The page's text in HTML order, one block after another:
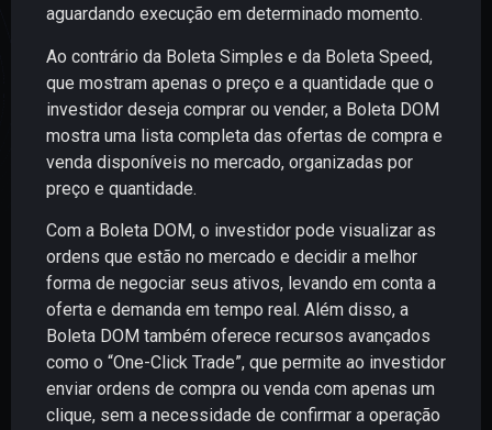
aguardando execução em determinado momento.
Ao contrário da Boleta Simples e da Boleta Speed,
que mostram apenas o preço e a quantidade que o
investidor deseja comprar ou vender, a Boleta DOM
mostra uma lista completa das ofertas de compra e
venda disponíveis no mercado, organizadas por
preço e quantidade.
Com a Boleta DOM, o investidor pode visualizar as
ordens que estão no mercado e decidir a melhor
forma de negociar seus ativos, levando em conta a
oferta e demanda em tempo real. Além disso, a
Boleta DOM também oferece recursos avançados
como o “One-Click Trade”, que permite ao investidor
enviar ordens de compra ou venda com apenas um
clique, sem a necessidade de confirmar a operação